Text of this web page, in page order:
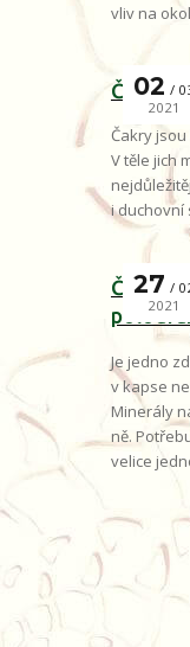
vliv na
Čakry
02
2021
Čakry
V těle jich
i duchovní
Čištění
27
2021
Je jedno
v kapse
Minerály
ně.
velice